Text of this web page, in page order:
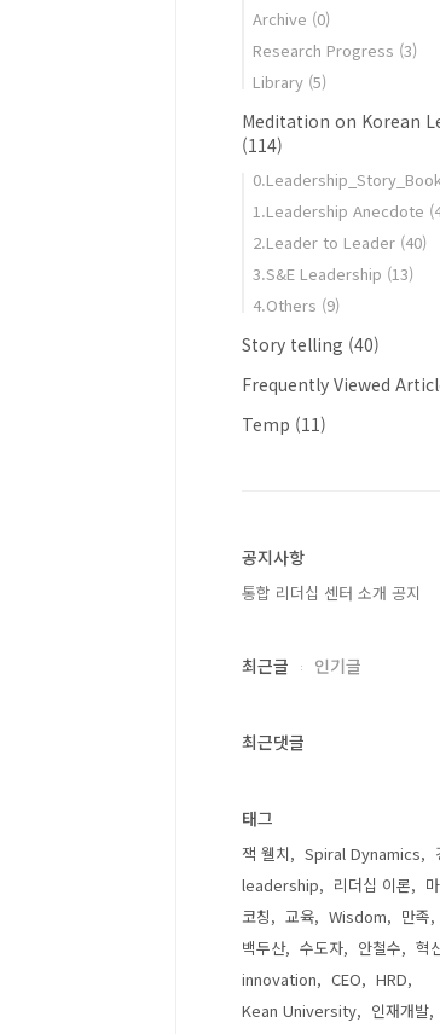
Archive (0)
Research Progress (3)
Library (5)
Meditation on Korean
(114)
1.Leadership Anecdote
2.Leader to Leader (40)
3.S&E Leadership (13)
4.Others (9)
Story telling (40)
Frequently Viewed
Temp (11)
공지사항
통합 리더십 센터 소개 공지
최근글 인기글
최근댓글
태그
잭 웰치 Spiral Dynamics
leadership
리더십 이론
코칭
교육 Wisdom 만족
백두산
수도자 안철수
혁
innovation
CEO
HRD
Kean University
인재개발